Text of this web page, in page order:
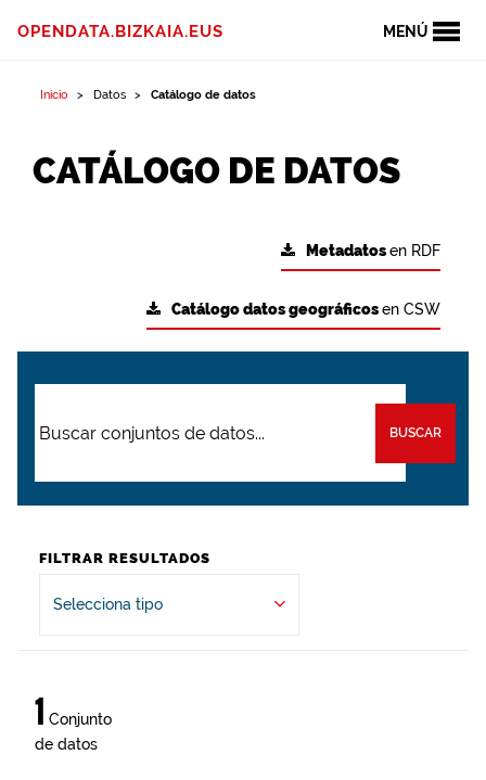
MENÚ
OPENDATA.BIZKAIA.EUS
Inicio Datos Catálogo de datos
CATÁLOGO DE DATOS
Metadatosen RDF
Catálogo datos geográficosen CSW
BUSCAR
FILTRAR RESULTADOS
Selecciona tipo
1 Conjunto
de datos